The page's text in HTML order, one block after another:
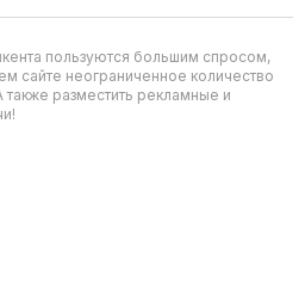
пользуются большим спросом,
сайте неограниченное количество
также разместить рекламные и